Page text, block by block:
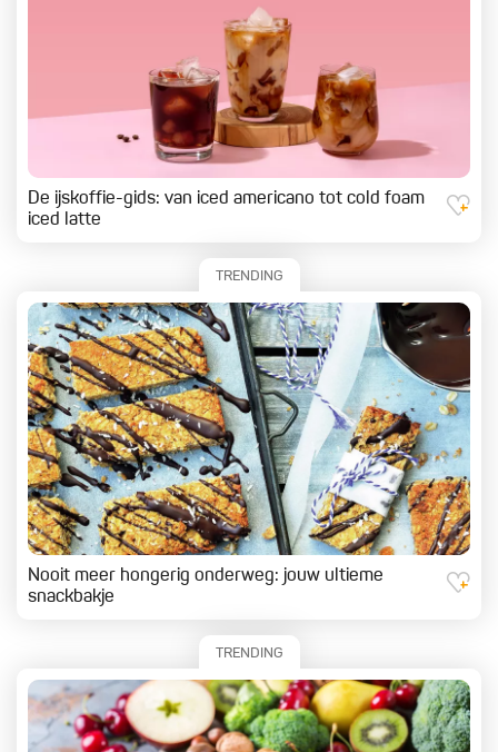
De ijskoffie-gids: van iced americano tot cold foam
iced latte
TRENDING
Nooit meer hongerig onderweg: jouw ultieme
snackbakje
TRENDING